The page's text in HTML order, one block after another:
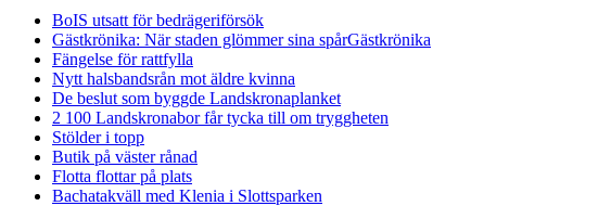
BoIS utsatt för bedrägeriförsök
Gästkrönika: När staden glömmer sina spårGästkrönika
Fängelse för rattfylla
Nytt halsbandsrån mot äldre kvinna
De beslut som byggde Landskronaplanket
2 100 Landskronabor får tycka till om tryggheten
Stölder i topp
Butik på väster rånad
Flotta flottar på plats
Bachatakväll med Klenia i Slottsparken